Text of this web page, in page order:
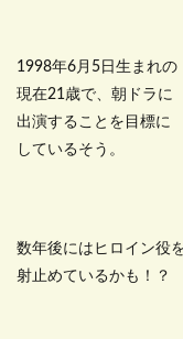
1998年6月5日生まれの
現在21歳で、朝ドラに
出演することを目標に
しているそう。
数年後にはヒロイン役
射止めているかも！？